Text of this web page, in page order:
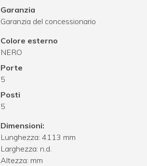
Garanzia
Garanzia del concessionario
Colore esterno
NERO
Porte
5
Posti
5
Dimensioni:
Lunghezza: 4113 mm
Larghezza: n.d.
Altezza: mm